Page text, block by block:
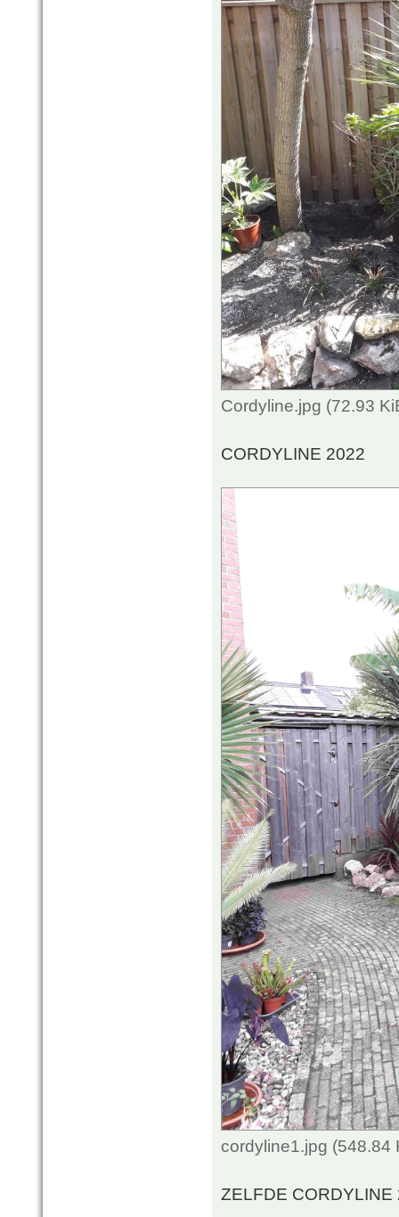
Cordyline.jpg (72.93
CORDYLINE 2022
cordyline1.jpg (548.84
ZELFDE CORDYLINE